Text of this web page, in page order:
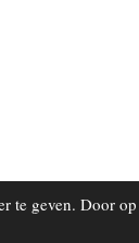
geven. Door